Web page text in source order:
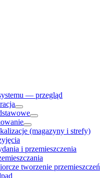
— przegląd
(magazyny i strefy)
i przemieszczenia
tworzenie przemieszczeń